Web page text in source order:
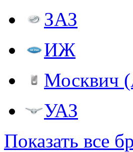
ЗАЗ
ИЖ
Москвич
УАЗ
Показать все